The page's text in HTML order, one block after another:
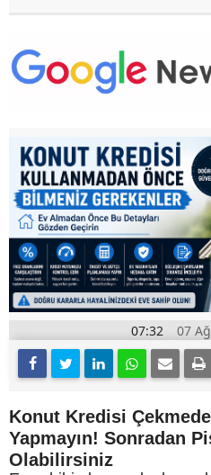
07:32 07
Konut Kredisi
Yapmayın! Sonradan
Olabilirsiniz